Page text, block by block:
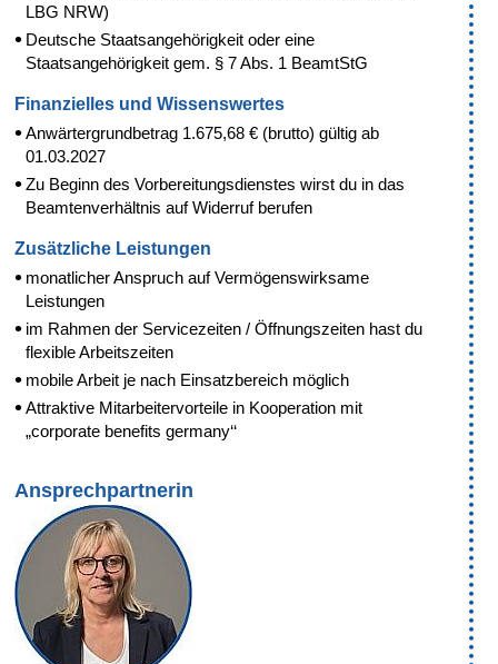
LBG NRW)
Deutsche Staatsangehörigkeit oder eine
Staatsangehörigkeit gem. § 7 Abs. 1 BeamtStG
Finanzielles und Wissenswertes
Anwärtergrundbetrag 1.675,68 € (brutto) gültig ab
01.03.2027
Zu Beginn des Vorbereitungsdienstes wirst du in das
Beamtenverhältnis auf Widerruf berufen
Zusätzliche Leistungen
monatlicher Anspruch auf Vermögenswirksame
Leistungen
im Rahmen der Servicezeiten / Öffnungszeiten hast du
flexible Arbeitszeiten
mobile Arbeit je nach Einsatzbereich möglich
Attraktive Mitarbeitervorteile in Kooperation mit
„corporate benefits germany‘‘
Ansprechpartnerin